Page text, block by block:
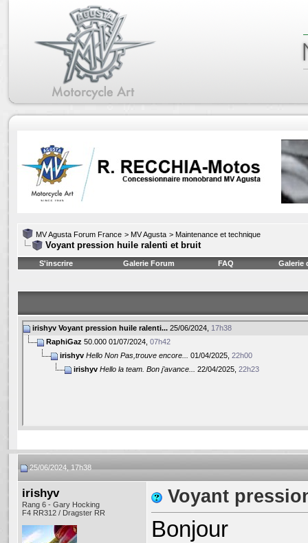
MV Agusta Forum France > MV Agusta > Maintenance et technique
Voyant pression huile ralenti et bruit
S'inscrire Galerie Forum FAQ Galerie
irishyv Voyant pression huile ralenti... 25/06/2024, 17h38
RaphiGaz 50.000 01/07/2024, 07h42
irishyv Hello Non Pas,trouve encore... 01/04/2025, 22h00
irishyv Hello la team. Bon j’avance... 22/04/2025, 22h23
25/06/2024, 17h38
irishyv
Rang 6 - Gary Hocking
F4 RR312 / Dragster RR
Voyant
Bonjour